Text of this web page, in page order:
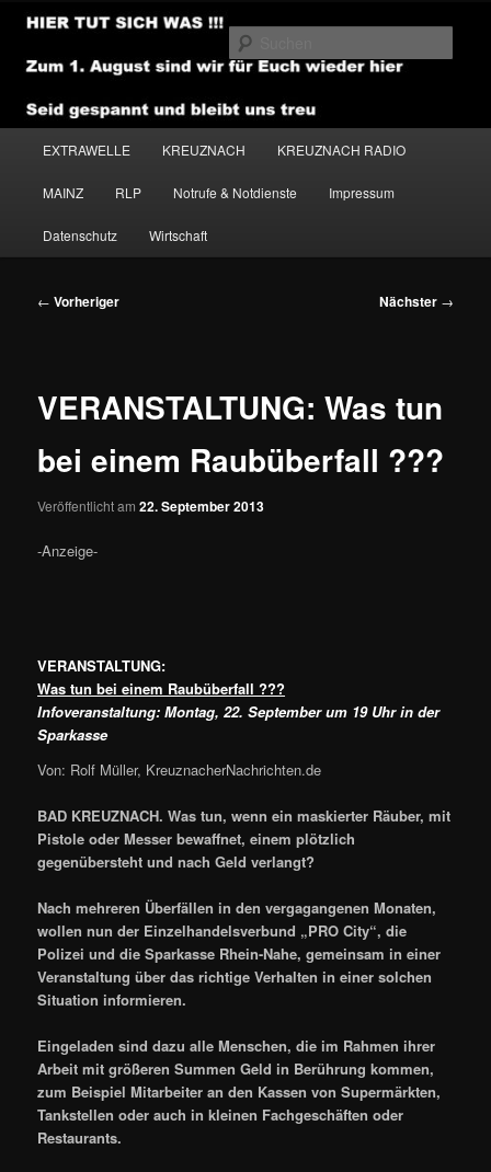
Zum
primären
Inhalt
NEWSHOUSE.MEDIA
EXTRAWELLE KREUZNACH KREUZNACH RADIO
MAINZ RLP Notrufe & Notdienste Impressum
Datenschutz Wirtschaft
Beitragsnavigation
← Vorheriger Nächster →
VERANSTALTUNG: Was tun
bei einem Raubüberfall ???
Veröffentlicht am22. September 2013
-Anzeige-
VERANSTALTUNG:
Was tun bei einem Raubüberfall ???
Infoveranstaltung: Montag, 22. September um 19 Uhr in der
Sparkasse
Von: Rolf Müller, KreuznacherNachrichten.de
BAD KREUZNACH. Was tun, wenn ein maskierter Räuber, mit
Pistole oder Messer bewaffnet, einem plötzlich
gegenübersteht und nach Geld verlangt?
Nach mehreren Überfällen in den vergagangenen Monaten,
wollen nun der Einzelhandelsverbund „PRO City“, die
Polizei und die Sparkasse Rhein-Nahe, gemeinsam in einer
Veranstaltung über das richtige Verhalten in einer solchen
Situation informieren.
Eingeladen sind dazu alle Menschen, die im Rahmen ihrer
Arbeit mit größeren Summen Geld in Berührung kommen,
zum Beispiel Mitarbeiter an den Kassen von Supermärkten,
Tankstellen oder auch in kleinen Fachgeschäften oder
Restaurants.